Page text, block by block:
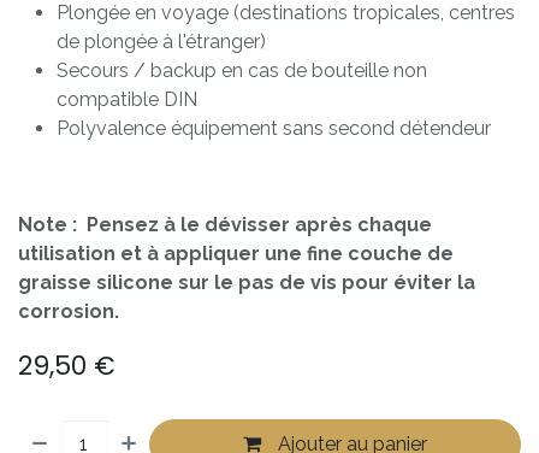
Plongée en voyage (destinations tropicales, centres
de plongée à l'étranger)
Secours / backup en cas de bouteille non
compatible DIN
Polyvalence équipement sans second détendeur
Note : Pensez à le dévisser après chaque
utilisation et à appliquer une fine couche de
graisse silicone sur le pas de vis pour éviter la
corrosion.
29,50 €
Ajouter au panier